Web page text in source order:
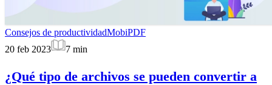
Consejos de productividadMobiPDF
20 feb 2023
7 min
¿Qué tipo de archivos se pueden convertir a